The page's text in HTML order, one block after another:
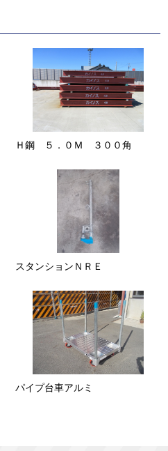
Ｈ鋼 ５．０Ｍ ３００角
スタンションＮＲＥ
パイプ台車アルミ